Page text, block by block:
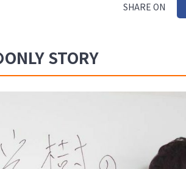
SHARE ON
STORY